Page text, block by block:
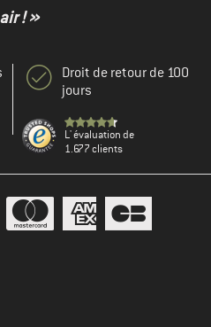
! »
Droit de retour de 100
jours
L' évaluation de
1.677 clients